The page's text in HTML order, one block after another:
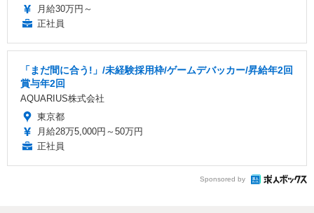
月給30万円～
正社員
「まだ間に合う!」/未経験採用枠/ゲームデバッカー/昇給年2回
賞与年2回
AQUARIUS株式会社
東京都
月給28万5,000円～50万円
正社員
Sponsored by